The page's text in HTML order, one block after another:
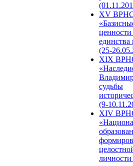
XV
единства
(25-
XIX
судьбы
(9-
XIV